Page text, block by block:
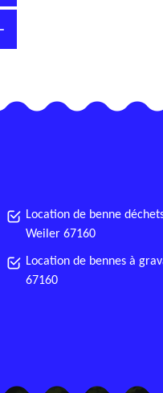
Location de benne
Weiler 67160
Location de bennes à
67160